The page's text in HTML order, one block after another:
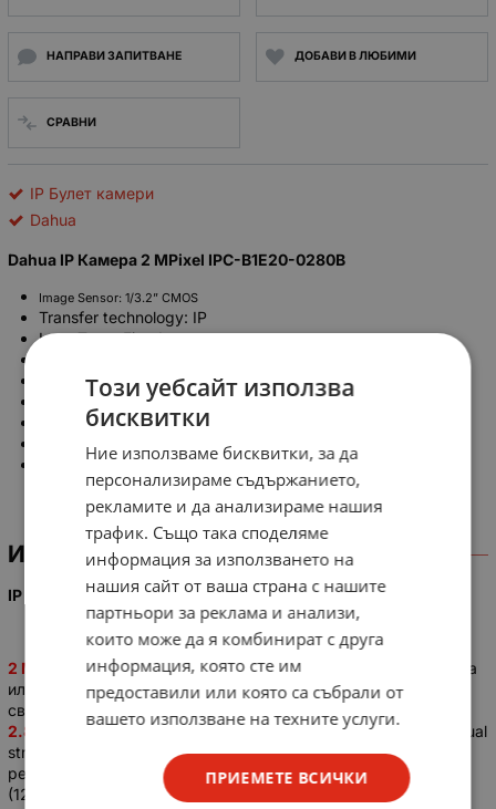
НАПРАВИ ЗАПИТВАНЕ ДОБАВИ В ЛЮБИМИ
СРАВНИ
IP Булет камери
Dahua
Dahua IP Камера 2 MPixel IPC-B1E20-0280B
Image Sensor: 1/3.2” CMOS
Transfer technology: IP
Lens Type: Fixed
Max Aperture: F2.2
Angle of View: H: 99º
IR осветление: 30 m
Power Supply:
DC12V±30%/2.8W, PoE (802.3af)
Ingress Protection: IP67
ИНФОРМАЦИЯ
IP ВЪНШНА КАМЕРАIPC-B1E20-0280B
2 MP H.265+ True DAY/NIGHTIP булет водоустойчива камера
или
FullHD 1080P (1920x1080) .1/3.2” CMOS сензор със
светлочувствителност 0.01Lux/F2.2,
2.8/F2.2
с хоризонталенъгъл 99°. Механичен IR cut Filter. Dual
stream с компресия
H.265+/H.265/H.264+/H.264/MJPEG,
резолюция 1080P (1920x1080)/25FPS, 720P
(1280x720)/25FPS, (D1,CIF)/25fps. Функции: Детекция на
Този уебсайт използва
бисквитки
Ние използваме бисквитки, за да
персонализираме съдържанието,
рекламите и да анализираме нашия
трафик. Също така споделяме
информация за използването на
нашия сайт от ваша страна с нашите
партньори за реклама и анализи,
които може да я комбинират с друга
информация, която сте им
предоставили или която са събрали от
вашето използване на техните услуги.
ПРИЕМЕТЕ ВСИЧКИ